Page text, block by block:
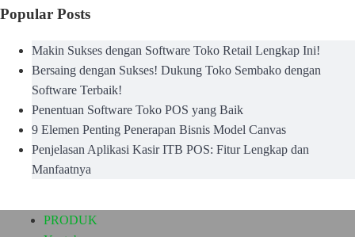
Popular Posts
Makin Sukses dengan Software Toko Retail Lengkap Ini!
Bersaing dengan Sukses! Dukung Toko Sembako dengan
Software Terbaik!
Penentuan Software Toko POS yang Baik
9 Elemen Penting Penerapan Bisnis Model Canvas
Penjelasan Aplikasi Kasir ITB POS: Fitur Lengkap dan
Manfaatnya
PRODUK